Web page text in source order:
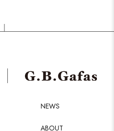
NEWS
ABOUT